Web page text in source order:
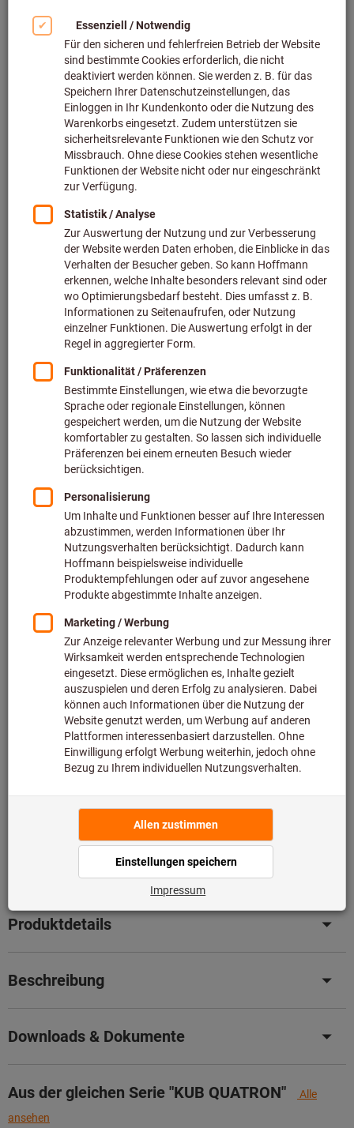
Bild zum Vergrößern anklicken
Preis pro 1 Stück
zzgl. Versandkosten
Individuelle Preisanzeige für Geschäftskunden nach
In den Warenkorb
Voraussichtliche Lieferzeit: 2-3 Wochen
Bitte beachten Sie die Lieferzeit und eingeschränkte
Beratung:
Diesen Artikel bestellen wir für Sie direkt beim Hersteller,
da er nicht Bestandteil unseres Hauptsortiments ist und
somit nicht bei uns auf Lager liegt.Infos
Original-Nachschliff für Original Leistung– Senken Sie
jetzt ganz einfach Ihre Kosten mit unserem
professionellen Nachschleifservice.
Artikel teilen
Produktdetails
Beschreibung
Downloads & Dokumente
Aus der gleichen Serie "KUB QUATRON"
Alle
ansehen